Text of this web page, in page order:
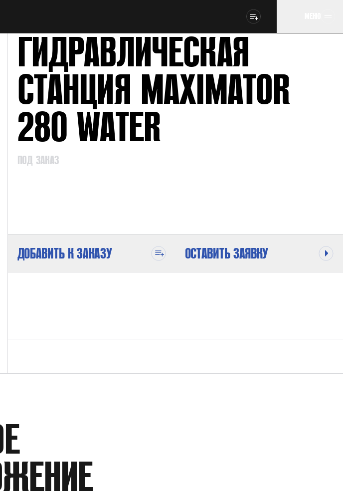
ГИДРАВЛИЧЕСКАЯ
СТАНЦИЯ MAXIMATOR
280 WATER
ПОД ЗАКАЗ
ДОБАВИТЬ К ЗАКАЗУ ОСТАВИТЬ ЗАЯВКУ
РАСХОД
ДАВЛЕНИЕ НА ПНЕВМОПРИВОД